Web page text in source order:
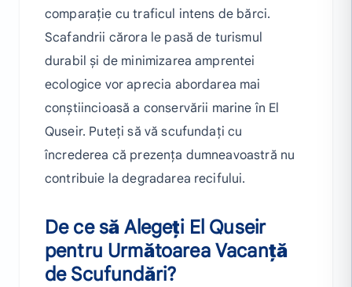
comparație cu traficul intens de bărci.
Scafandrii cărora le pasă de turismul
durabil și de minimizarea amprentei
ecologice vor aprecia abordarea mai
conștiincioasă a conservării marine în El
Quseir. Puteți să vă scufundați cu
încrederea că prezența dumneavoastră nu
contribuie la degradarea recifului.
De ce să Alegeți El Quseir
pentru Următoarea Vacanță
de Scufundări?